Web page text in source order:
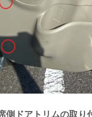
側ドアトリムの取り